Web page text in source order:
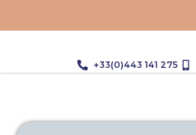
+33(0)443 141 275